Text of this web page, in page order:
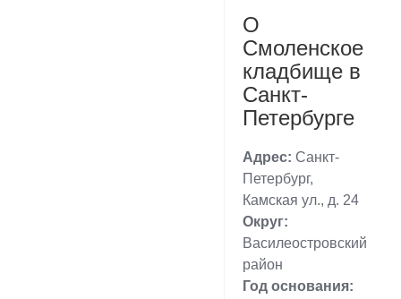
О
Смоленское
кладбище в
Санкт-
Петербурге
Адрес: Санкт-
Петербург,
Камская ул., д. 24
Округ:
Василеостровский
район
Год основания: